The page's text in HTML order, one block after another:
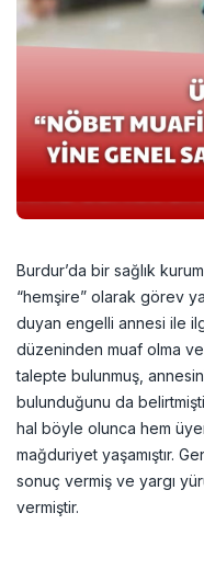
Burdur’da bir sağlık
“hemşire” olarak görev
duyan engelli annesi ile
düzeninden muaf olma
talepte bulunmuş,
bulunduğunu da
hal böyle olunca hem
mağduriyet yaşamıştır.
sonuç vermiş ve yargı
vermiştir.